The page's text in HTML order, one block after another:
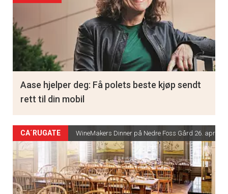
CA´RUGATE WineMakers Dinner på Nedre Foss Gård 26. april
Aase hjelper deg: Få polets beste kjøp sendt
rett til din mobil